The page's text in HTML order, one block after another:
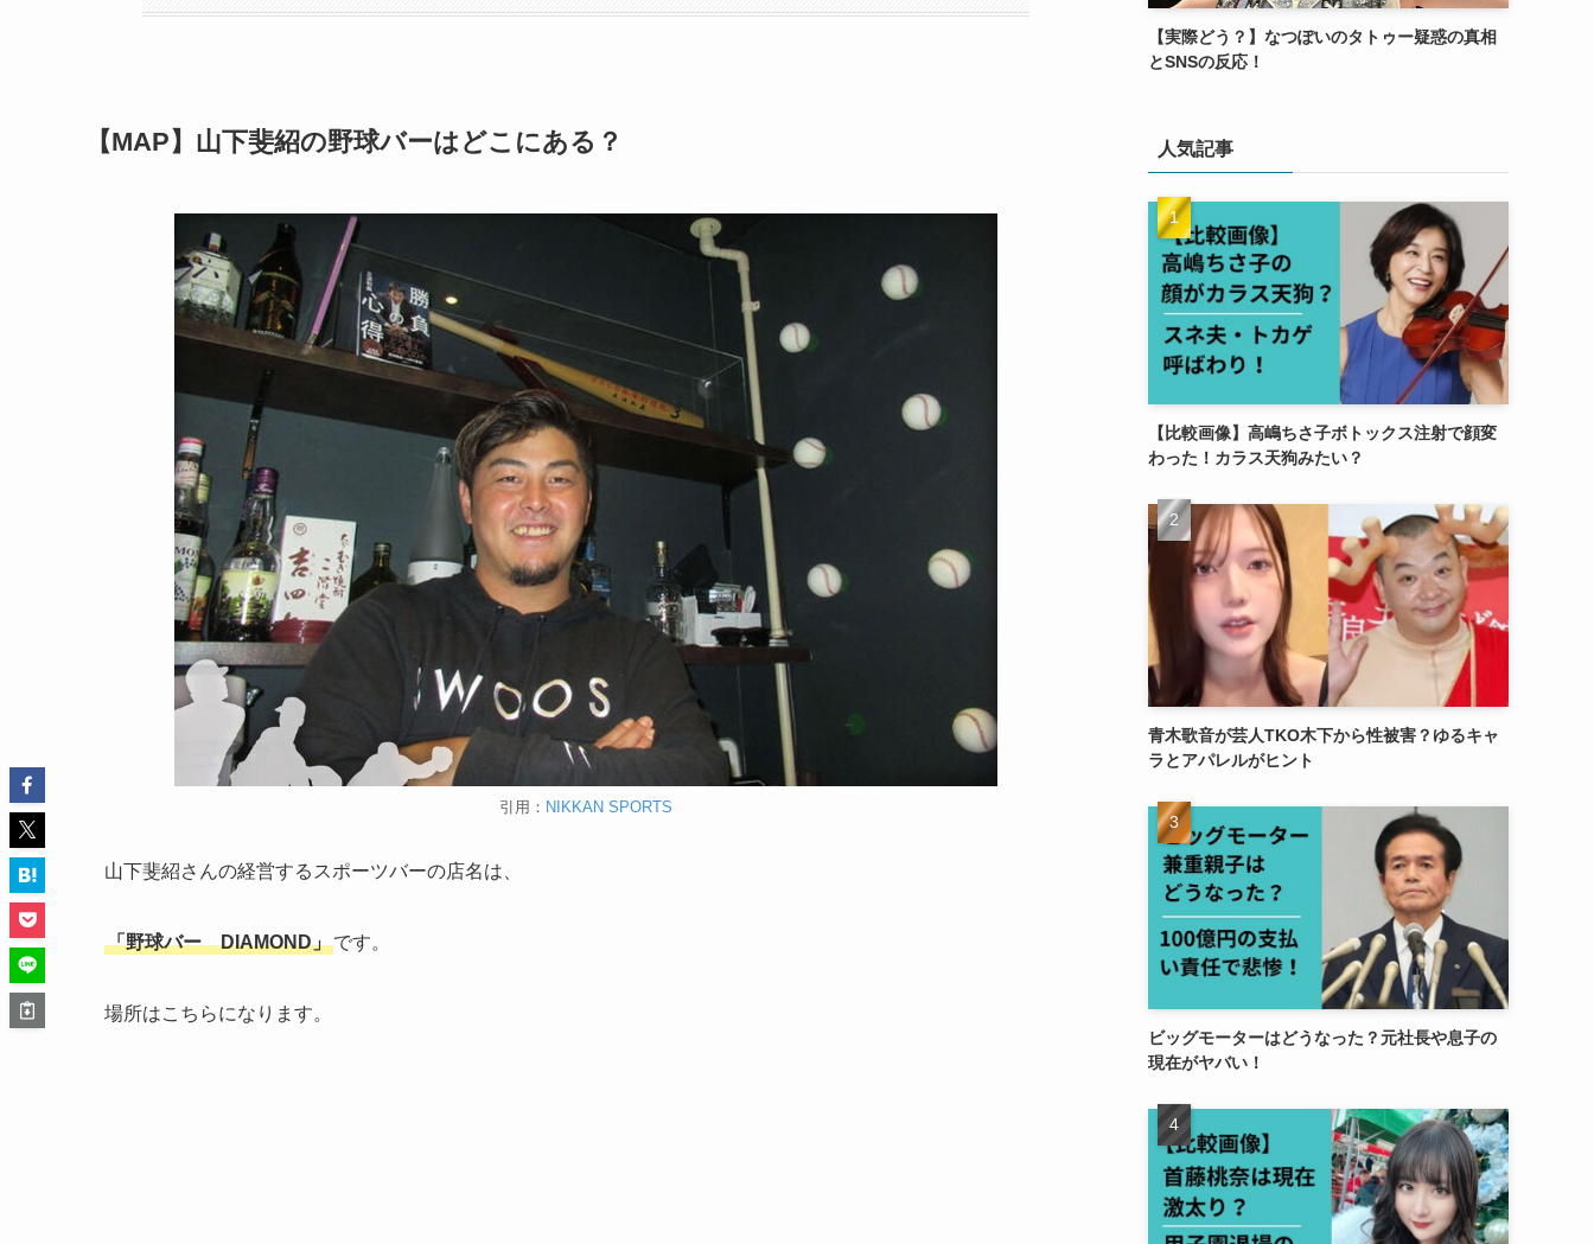
【MAP】山下斐紹の野球バーはどこにある？
引用： NIKKAN SPORTS
山下斐紹さんの経営するスポーツバーの店名は、
「野球バー DIAMOND」です。
場所はこちらになります。
【実際どう？】なつぽいのタトゥー疑惑の真相
とSNSの反応！
人気記事
【比較画像】高嶋ちさ子ボトックス注射で顔変
わった！カラス天狗みたい？
青木歌音が芸人TKO木下から性被害？ゆるキャ
ラとアパレルがヒント
ビッグモーターはどうなった？元社長や息子の
現在がヤバい！